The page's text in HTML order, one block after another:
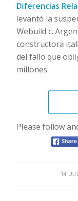
Diferencias
levantó la
Webuild c.
constructora
del fallo que
millones.
Please follow
14